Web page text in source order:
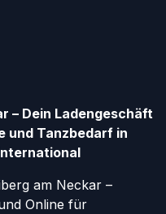
– Dein Ladengeschäft
und Tanzbedarf in
am Neckar –
Online für